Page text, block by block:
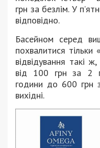
грн за безлім. У
відповідно.
Басейном серед
похвалитися
відвідування такі
від 100 грн за 2
години до 600 грн
вихідні.